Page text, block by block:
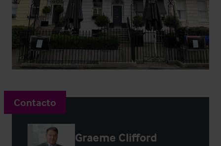
Contacto
Graeme Clifford